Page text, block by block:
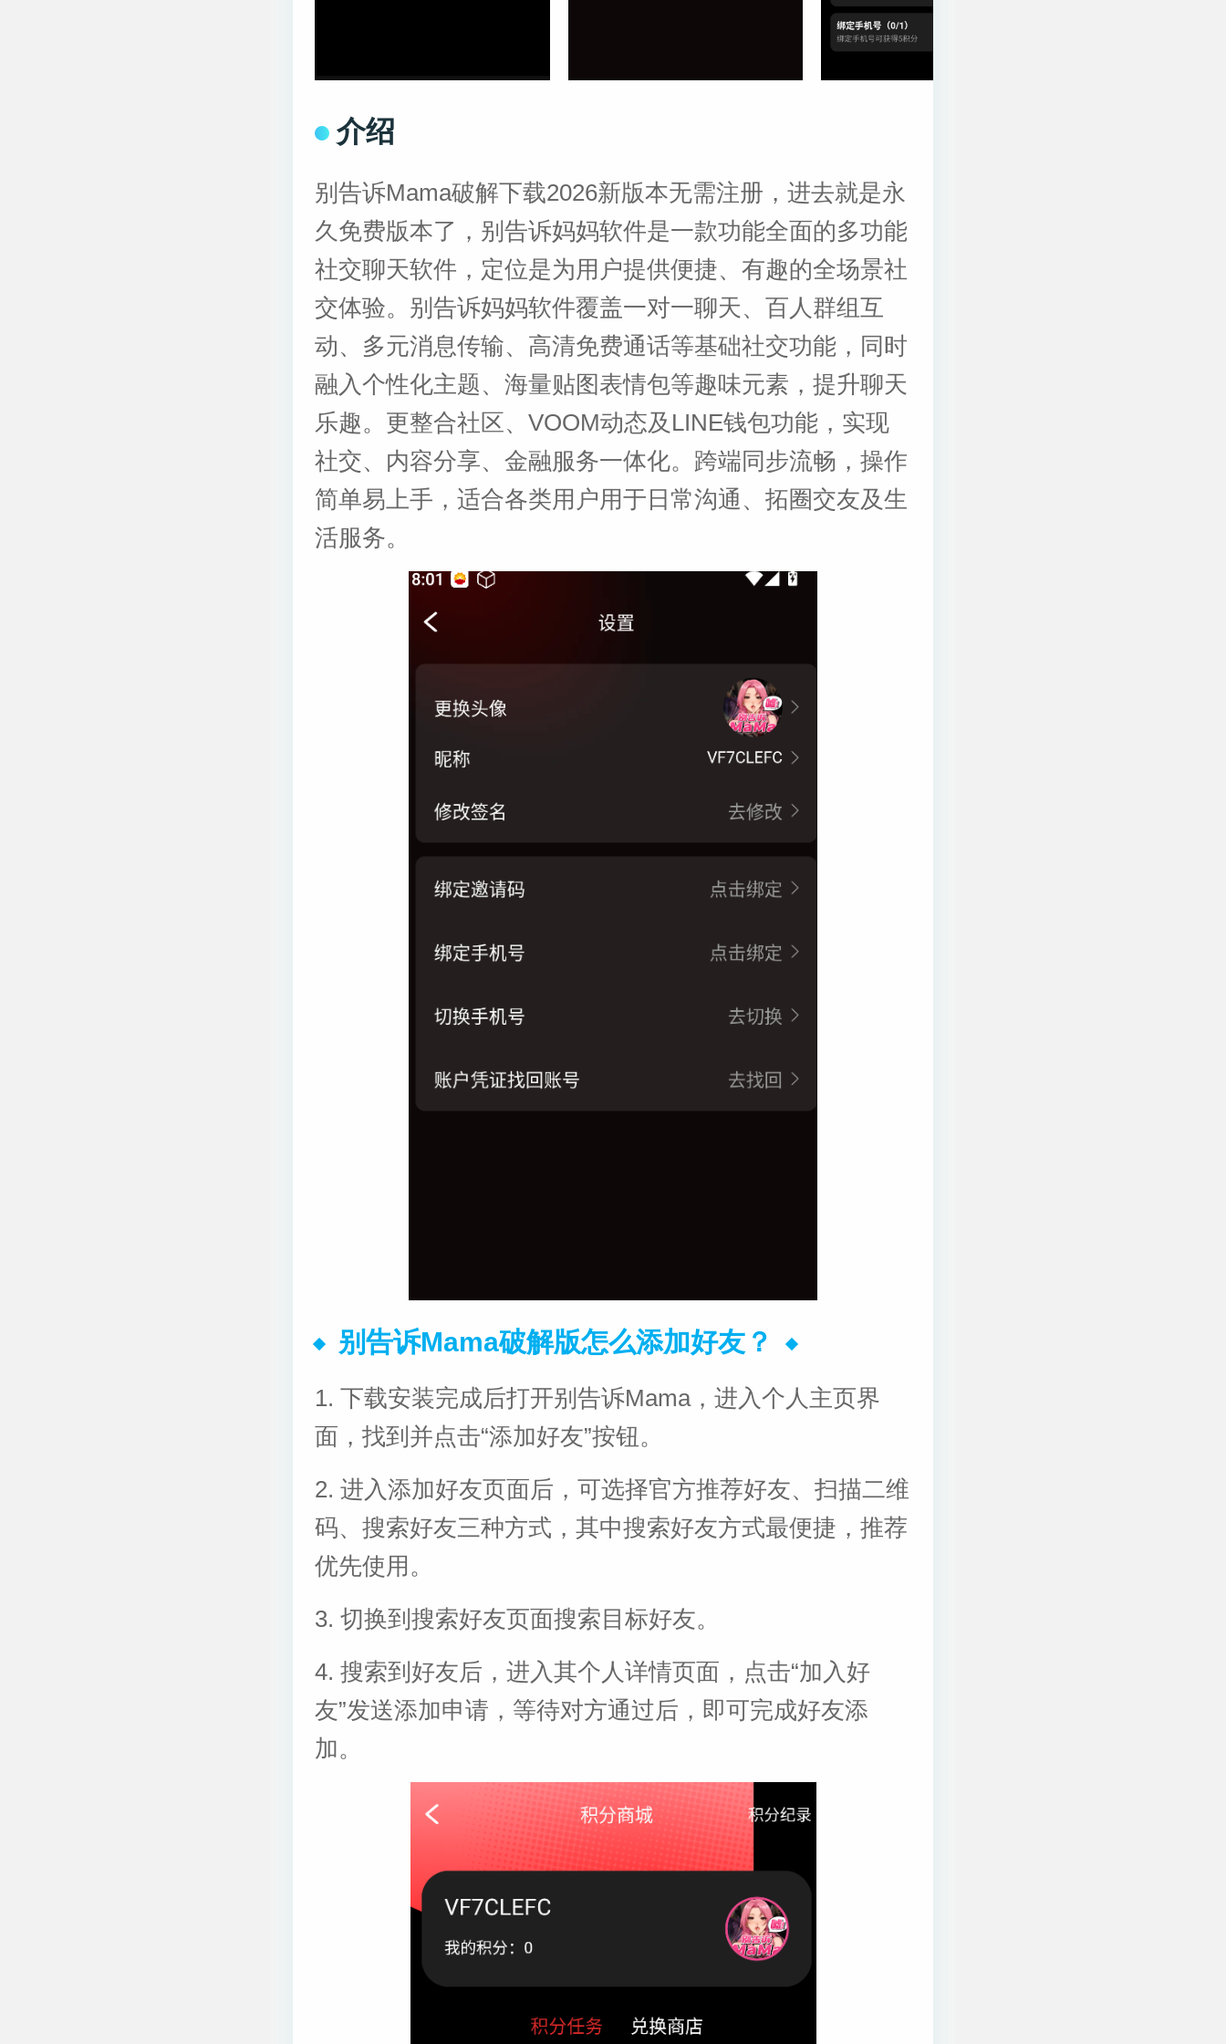
介绍
别告诉Mama破解下载2026新版本无需注册，进去就是永
久免费版本了，别告诉妈妈软件是一款功能全面的多功能
社交聊天软件，定位是为用户提供便捷、有趣的全场景社
交体验。别告诉妈妈软件覆盖一对一聊天、百人群组互
动、多元消息传输、高清免费通话等基础社交功能，同时
融入个性化主题、海量贴图表情包等趣味元素，提升聊天
乐趣。更整合社区、VOOM动态及LINE钱包功能，实现
社交、内容分享、金融服务一体化。跨端同步流畅，操作
简单易上手，适合各类用户用于日常沟通、拓圈交友及生
活服务。
别告诉Mama破解版怎么添加好友？
1. 下载安装完成后打开别告诉Mama，进入个人主页界
面，找到并点击“添加好友”按钮。
2. 进入添加好友页面后，可选择官方推荐好友、扫描二维
码、搜索好友三种方式，其中搜索好友方式最便捷，推荐
优先使用。
3. 切换到搜索好友页面搜索目标好友。
4. 搜索到好友后，进入其个人详情页面，点击“加入好
友”发送添加申请，等待对方通过后，即可完成好友添
加。